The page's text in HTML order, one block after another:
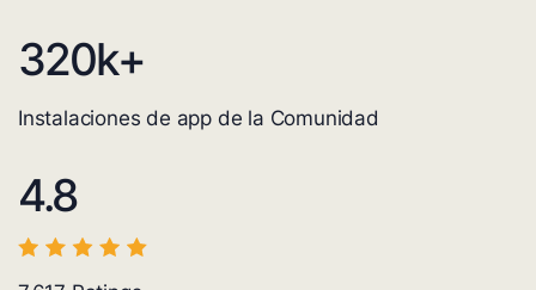
320k+
Instalaciones de app de la Comunidad
4.8